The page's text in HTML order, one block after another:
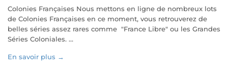
Colonies Françaises Nous mettons en ligne de nombreux lots
de Colonies Françaises en ce moment, vous retrouverez de
belles séries assez rares comme "France Libre" ou les Grandes
Séries Coloniales. ...
En savoir plus →